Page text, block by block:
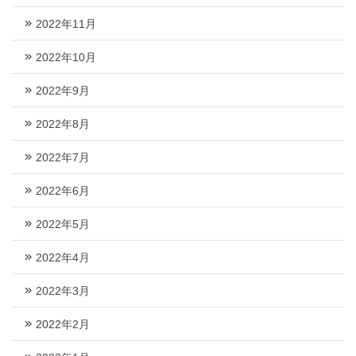
2022年11月
2022年10月
2022年9月
2022年8月
2022年7月
2022年6月
2022年5月
2022年4月
2022年3月
2022年2月